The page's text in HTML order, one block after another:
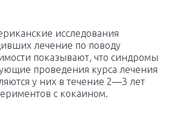
исследования
лечение по поводу
показывают, что синдромы
проведения курса лечения
у них в течение 2—3 лет
с кокаином.